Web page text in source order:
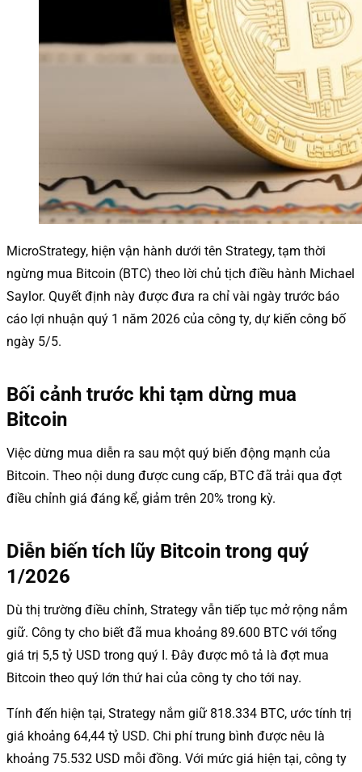
MicroStrategy, hiện vận hành dưới tên Strategy, tạm thời
ngừng mua Bitcoin (BTC) theo lời chủ tịch điều hành Michael
Saylor. Quyết định này được đưa ra chỉ vài ngày trước báo
cáo lợi nhuận quý 1 năm 2026 của công ty, dự kiến công bố
ngày 5/5.
Bối cảnh trước khi tạm dừng mua
Bitcoin
Việc dừng mua diễn ra sau một quý biến động mạnh của
Bitcoin. Theo nội dung được cung cấp, BTC đã trải qua đợt
điều chỉnh giá đáng kể, giảm trên 20% trong kỳ.
Diễn biến tích lũy Bitcoin trong quý
1/2026
Dù thị trường điều chỉnh, Strategy vẫn tiếp tục mở rộng nắm
giữ. Công ty cho biết đã mua khoảng 89.600 BTC với tổng
giá trị 5,5 tỷ USD trong quý I. Đây được mô tả là đợt mua
Bitcoin theo quý lớn thứ hai của công ty cho tới nay.
Tính đến hiện tại, Strategy nắm giữ 818.334 BTC, ước tính trị
giá khoảng 64,44 tỷ USD. Chi phí trung bình được nêu là
khoảng 75.532 USD mỗi đồng. Với mức giá hiện tại, công ty